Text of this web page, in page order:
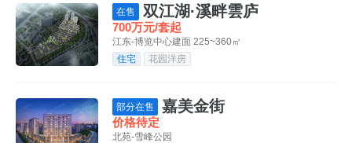
在售 双江湖·溪畔雲庐
700万元/套起
江东-博览中心建面 225~360㎡
住宅
花园洋房
部分在售 嘉美金街
价格待定
北苑-雪峰公园